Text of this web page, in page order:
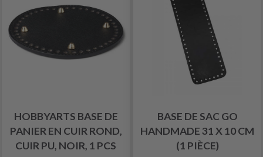
HOBBYARTS BASE DE
PANIER EN CUIR ROND,
CUIR PU, NOIR, 1 PCS
BASE DE SAC GO
HANDMADE 31 X 10 CM
(1 PIÈCE)